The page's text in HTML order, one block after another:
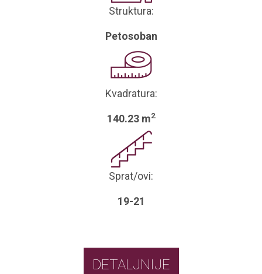
Struktura:
Petosoban
Kvadratura:
140.23 m2
Sprat/ovi:
19-21
DETALJNIJE